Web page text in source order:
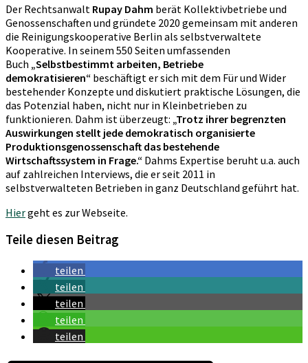
Der Rechtsanwalt Rupay Dahm berät Kollektivbetriebe und
Genossenschaften und gründete 2020 gemeinsam mit anderen
die Reinigungskooperative Berlin als selbstverwaltete
Kooperative. In seinem 550 Seiten umfassenden
Buch „Selbstbestimmt arbeiten, Betriebe
demokratisieren“ beschäftigt er sich mit dem Für und Wider
bestehender Konzepte und diskutiert praktische Lösungen, die
das Potenzial haben, nicht nur in Kleinbetrieben zu
funktionieren. Dahm ist überzeugt: „Trotz ihrer begrenzten
Auswirkungen stellt jede demokratisch organisierte
Produktionsgenossenschaft das bestehende
Wirtschaftssystem in Frage.“ Dahms Expertise beruht u.a. auch
auf zahlreichen Interviews, die er seit 2011 in
selbstverwalteten Betrieben in ganz Deutschland geführt hat.
Hiergeht es zur Webseite.
Teile diesen Beitrag
teilen
teilen
teilen
teilen
teilen